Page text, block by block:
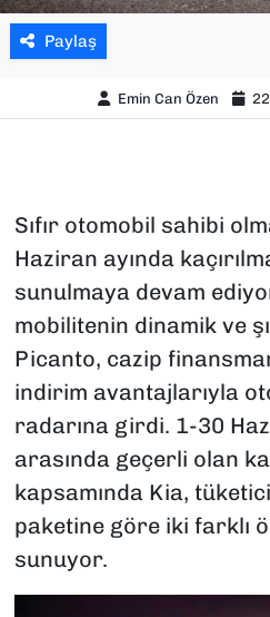
Paylaş
Emin Can Özen
Sıfır otomobil sahibi
Haziran ayında
sunulmaya devam
mobilitenin dinamik ve
Picanto, cazip
indirim avantajlarıyla
radarına girdi. 1-30
arasında geçerli olan
kapsamında Kia,
paketine göre iki farklı
sunuyor.